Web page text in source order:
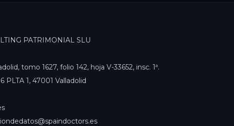
PATRIMONIAL SLU
tomo 1627, folio 142, hoja V-33652, insc. 1ª.
PLTA 1, 47001 Valladolid